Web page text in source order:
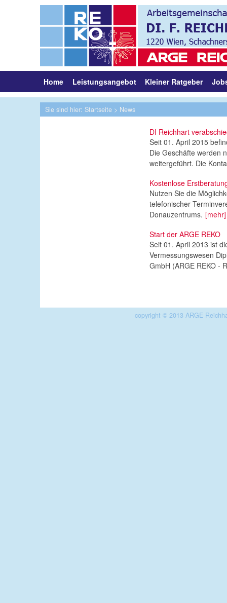
Home Leistungsangebot Kleiner Ratgeber
Sie sind hier: Startseite > News
DI Reichhart
Seit 01. April 2015
Die Geschäfte werden
weitergeführt. Die
Kostenlose
Nutzen Sie die
telefonischer
Donauzentrums. [mehr]
Start der ARGE REKO
Seit 01. April 2013 ist
Vermessungswesen
GmbH (ARGE REKO -
copyright © 2013 ARGE